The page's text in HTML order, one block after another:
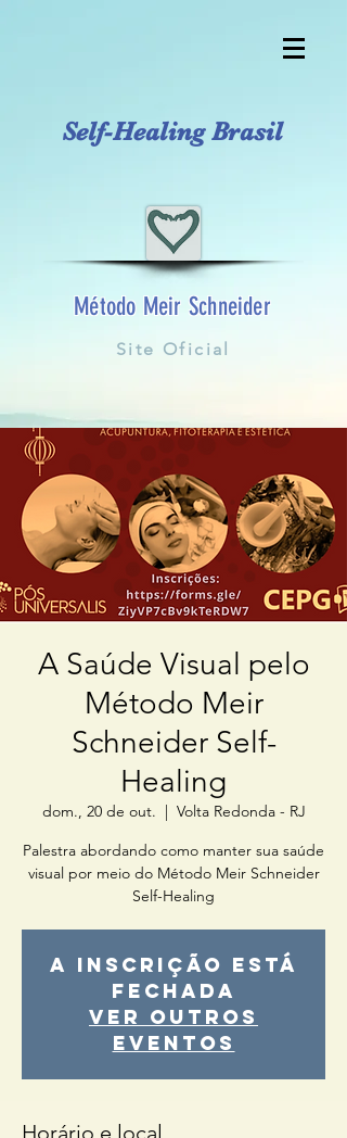
Self-Healing Brasil
Método Meir Schneider
Site Oficial
A Saúde Visual pelo
Método Meir
Schneider Self-
Healing
dom., 20 de out.
  |
Volta Redonda - RJ
Palestra abordando como manter sua saúde
visual por meio do Método Meir Schneider
Self-Healing
A inscrição está
fechada
Ver outros
eventos
Horário e local